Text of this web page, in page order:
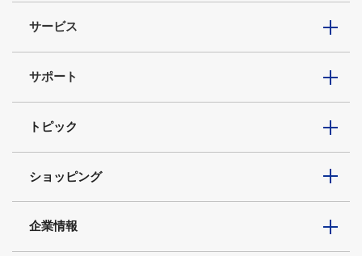
サービス
サポート
トピック
ショッピング
企業情報